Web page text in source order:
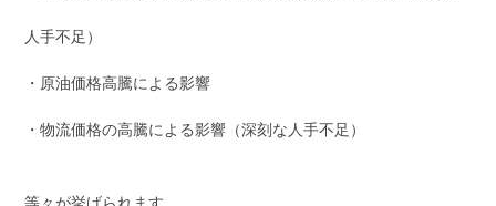
人手不足）
・原油価格高騰による影響
・物流価格の高騰による影響（深刻な人手不足）